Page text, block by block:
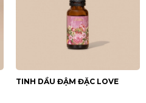
TINH DẦU ĐẬM ĐẶC LOVE